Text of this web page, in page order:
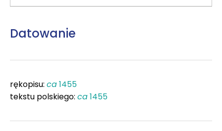
Datowanie
rękopisu: ca1455
tekstu polskiego: ca1455